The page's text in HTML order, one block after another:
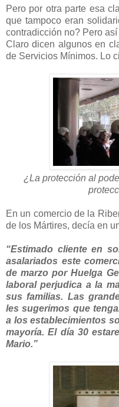
Pero por otra parte esa
que tampoco eran
contradicción no? Pero
Claro dicen algunos en
de Servicios Mínimos. Lo
¿La protección al
En un comercio de la
de los Mártires, decía en
“Estimado cliente en
asalariados este
de marzo por Huelga
laboral perjudica a la
sus familias. Las
les sugerimos que
a los establecimientos
mayoría. El día 30
Mario.”